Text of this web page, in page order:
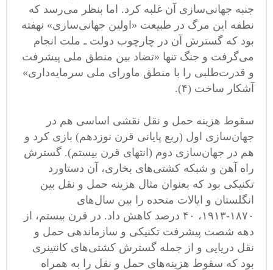
جنبه جهانی‌سازی آن غلبه کرد. اما بنظر می‌رسد که
نطفه این مرگ در طبیعت «اولین جهانی‌سازی» نهفته
بود که گسترش آن در چارچوب دولت ـ ملت انجام
می‌گرفت و جنگ تنها «تضاد بین منطق ملی پیشرفت
و قدرت‌طلبی را با منطق ماورای ملی سرمایه‌داری»
آشکار ساخت (۴).
سقوط هزینه حمل و نقل نقشی اساسی هم در
جهان‌سازی اول (ربع پایانی قرن نوزدهم) بازی کرد و
هم در جهان‌سازی دوم (انتهای قرن بیستم). گسترش
راه آهن و شبکه کشتی‌های بخاری، آن دستاورد
تکنیکی بود که بعنوان مثال هزینه حمل و نقل بین
انگلستان و ایالات متحده را بین سال‌های
۱۸۷۰-۱۹۱۳، ۴۰ درصد کاهش داد. در قرن بیستم، از
دهه شصت پیشرفت تکنیکی و سازماندهی حمل و
نقل دریایی و از جمله گسترش کشتی‌های کانتینری
بود که سقوط هزینه‌های حمل و نقل را به همراه